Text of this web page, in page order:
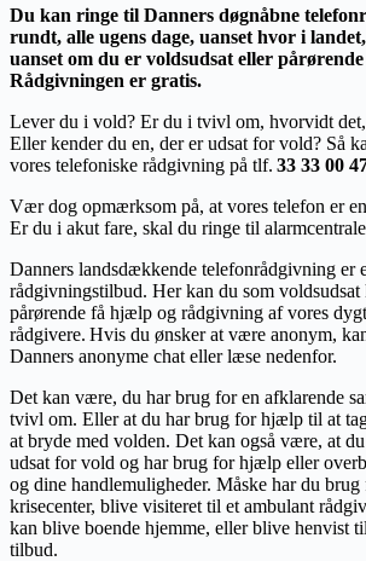
Du kan ringe til Danners døgnåbne
rundt, alle ugens dage, uanset hvor i
uanset om du er voldsudsat eller
Rådgivningen er gratis.
Lever du i vold? Er du i tvivl om, hvorvidt
Eller kender du en, der er udsat for vold? Så
vores telefoniske rådgivning på tlf. 33 33 00
Vær dog opmærksom på, at vores telefon er
Er du i akut fare, skal du ringe til
Danners landsdækkende telefonrådgivning er
rådgivningstilbud. Her kan du som
pårørende få hjælp og rådgivning af vores
rådgivere. Hvis du ønsker at være anonym,
Danners anonyme chat eller læse nedenfor.
Det kan være, du har brug for en afklarende
tvivl om. Eller at du har brug for hjælp til at
at bryde med volden. Det kan også være, at
udsat for vold og har brug for hjælp eller
og dine handlemuligheder. Måske har du brug
krisecenter, blive visiteret til et ambulant
kan blive boende hjemme, eller blive henvist
tilbud.